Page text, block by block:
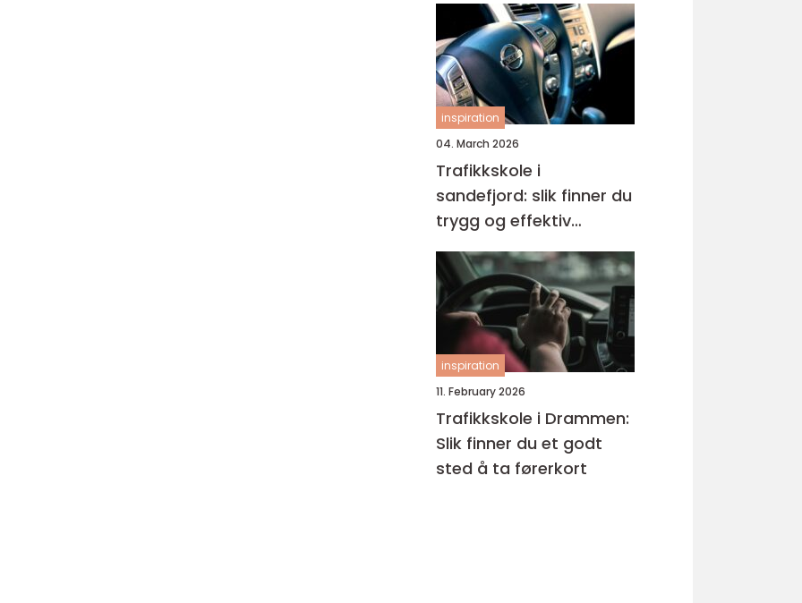
inspiration
04. March 2026
Trafikkskole i
sandefjord: slik finner du
trygg og effektiv
opplæring
inspiration
11. February 2026
Trafikkskole i Drammen:
Slik finner du et godt
sted å ta førerkort